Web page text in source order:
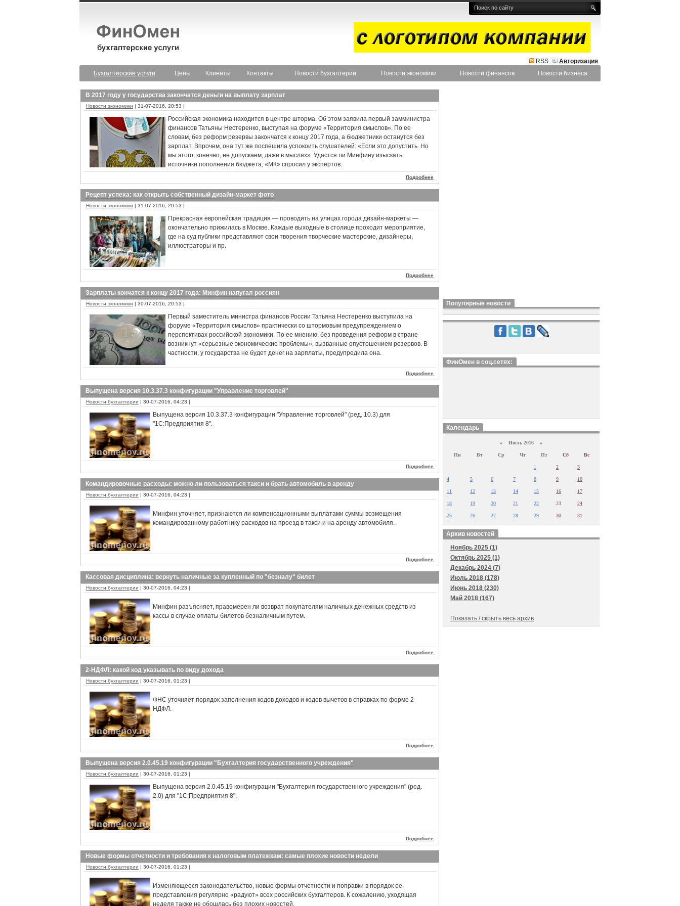
RSS
Авторизация
Бухгалтерские услуги
Цены Клиенты Контакты Новости бухгалтерии Новости экономики Новости финансов Новости бизнеса
В 2017 году у государства закончатся деньги на выплату зарплат
Новости экономики | 31-07-2016, 20:53 |
Российская экономика находится в центре шторма. Об этом заявила первый замминистра
финансов Татьяны Нестеренко, выступая на форуме «Территория смыслов». По ее
словам, без реформ резервы закончатся к концу 2017 года, а бюджетники останутся без
зарплат. Впрочем, она тут же поспешила успокоить слушателей: «Если это допустить. Но
мы этого, конечно, не допускаем, даже в мыслях». Удастся ли Минфину изыскать
источники пополнения бюджета, «МК» спросил у экспертов.
Подробнее
Рецепт успеха: как открыть собственный дизайн-маркет фото
Новости экономики | 31-07-2016, 20:53 |
Прекрасная европейская традиция — проводить на улицах города дизайн-маркеты —
окончательно прижилась в Москве. Каждые выходные в столице проходит мероприятие,
где на суд публики представляют свои творения творческие мастерские, дизайнеры,
иллюстраторы и пр.
Подробнее
Зарплаты кончатся к концу 2017 года: Минфин напугал россиян
Новости экономики | 30-07-2016, 20:53 |
Первый заместитель министра финансов России Татьяна Нестеренко выступила на
форуме «Территория смыслов» практически со штормовым предупреждением о
перспективах российской экономики. По ее мнению, без проведения реформ в стране
возникнут «серьезные экономические проблемы», вызванные опустошением резервов. В
частности, у государства не будет денег на зарплаты, предупредила она.
Подробнее
Выпущена версия 10.3.37.3 конфигурации "Управление торговлей"
Новости бухгалтерии | 30-07-2016, 04:23 |
Выпущена версия 10.3.37.3 конфигурации "Управление торговлей" (ред. 10.3) для
"1С:Предприятия 8".
Подробнее
Командировочные расходы: можно ли пользоваться такси и брать автомобиль в аренду
Новости бухгалтерии | 30-07-2016, 04:23 |
Минфин уточняет, признаются ли компенсационными выплатами суммы возмещения
командированному работнику расходов на проезд в такси и на аренду автомобиля.
Подробнее
Кассовая дисциплина: вернуть наличные за купленный по "безналу" билет
Новости бухгалтерии | 30-07-2016, 04:23 |
Минфин разъясняет, правомерен ли возврат покупателям наличных денежных средств из
кассы в случае оплаты билетов безналичным путем.
Подробнее
2-НДФЛ: какой код указывать по виду дохода
Новости бухгалтерии | 30-07-2016, 01:23 |
ФНС уточняет порядок заполнения кодов доходов и кодов вычетов в справках по форме 2-
НДФЛ.
Подробнее
Выпущена версия 2.0.45.19 конфигурации "Бухгалтерия государственного учреждения"
Новости бухгалтерии | 30-07-2016, 01:23 |
Выпущена версия 2.0.45.19 конфигурации "Бухгалтерия государственного учреждения" (ред.
2.0) для "1С:Предприятия 8".
Подробнее
Новые формы отчетности и требования к налоговым платежкам: самые плохие новости недели
Новости бухгалтерии | 30-07-2016, 01:23 |
Изменяющееся законодательство, новые формы отчетности и поправки в порядок ее
представления регулярно «радуют» всех российских бухгалтеров. К сожалению, уходящая
неделя также не обошлась без плохих новостей.
Популярные новости
ФинОмен в соц.сетях:
Календарь
« Июль 2016 »
Пн Вт Ср Чт Пт Сб Вс
1 2 3
4 5 6 7 8 9 10
11 12 13 14 15 16 17
18 19 20 21 22 23 24
25 26 27 28 29 30 31
Архив новостей
Ноябрь 2025 (1)
Октябрь 2025 (1)
Декабрь 2024 (7)
Июль 2018 (178)
Июнь 2018 (230)
Май 2018 (167)
Показать / скрыть весь архив